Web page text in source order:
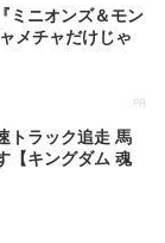
ミニオンズ＆モン
メチャだけじゃ
PR
トラック追走 馬
【キングダム 魂